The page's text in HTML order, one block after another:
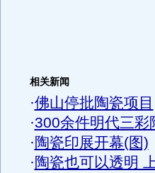
相关新闻
·佛山停批陶瓷项目
·300余件明代三彩
·陶瓷印展开幕(图)
·陶瓷也可以透明